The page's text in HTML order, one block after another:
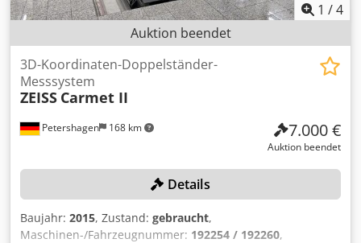
1 /4
Auktion beendet
Petershagen 168 km
3D-Koordinaten-Doppelständer-
Messsystem
ZEISS Carmet II
7.000 €
Auktion beendet
Details
Baujahr: 2015, Zustand: gebraucht,
Maschinen-/Fahrzeugnummer: 192254 / 192260,